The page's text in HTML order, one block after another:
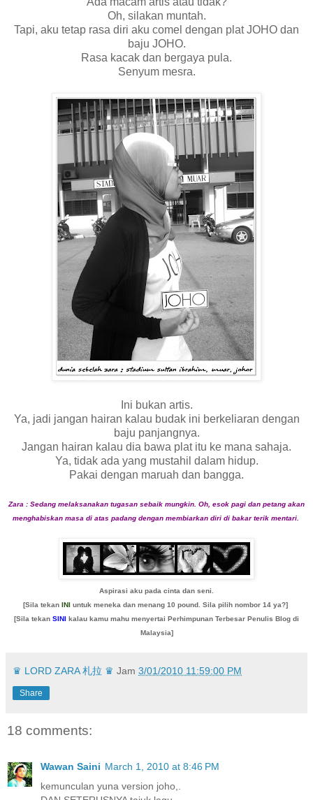
Oh, silakan muntah.
Tapi, aku tetap rasa diri aku comel dengan plat JOHO dan
baju JOHO.
Rasa kacak dan bergaya pula.
Senyum mesra.
Ini bukan artis.
Ya, jadi jangan hairan kalau budak ini berkeliaran dengan
baju panjangnya.
Jangan hairan kalau dia bawa plat itu ke mana sahaja.
Ya, tidak ada yang mustahil dalam hidup.
Pakai dengan maruah dan bangga.
Zara : Sedang melaksanakan tugasan sebaik mungkin. Oh, esok pagi dan petang akan
menghabiskan masa di atas padang dengan membiarkan diri di bakar terik mentari.
Aspirasi aku pada cinta dan seni.
[Sila tekan INI untuk meneka dan menang 10 pound. Sila pilih nombor 14 ya?]
[Sila tekan SINI kalau kamu mahu menyertai Perhimpunan Terbesar Penulis Blog di
Malaysia]
♛ LORD ZARA 札拉 ♛ Jam 3/01/2010 11:59:00 PM
Share
18 comments:
Wawan Saini March 1, 2010 at 8:46 PM
kemunculan yuna version joho,.